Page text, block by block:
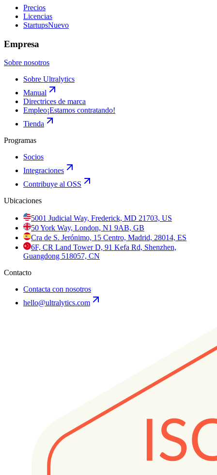
Precios
Licencias
StartupsNuevo
Empresa
Sobre nosotros
Sobre Ultralytics
Manual
Directrices de marca
Empleo¡Estamos contratando!
Tienda
Programas
Socios
Integraciones
Contribuye al OSS
Ubicaciones
5001 Judicial Way, Frederick, MD 21703, US
50 York Way, London, N1 9AB, GB
Cra de S. Jerónimo, 15 Centro, Madrid, 28014, ES
6F, CR Land Tower D, 91 Kefa Rd, Shenzhen,
Guangdong 518057, CN
Contacto
Contacta con nosotros
hello@ultralytics.com